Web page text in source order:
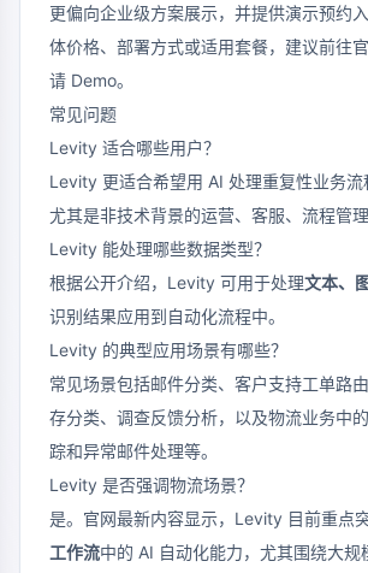
更偏向企业级方案展示，并提供演示预约
体价格、部署方式或适用套餐，建议前往
请 Demo。
常见问题
Levity 适合哪些用户？
Levity 更适合希望用 AI 处理重复性业务流
尤其是非技术背景的运营、客服、流程管理
Levity 能处理哪些数据类型？
根据公开介绍，Levity 可用于处理文本、
识别结果应用到自动化流程中。
Levity 的典型应用场景有哪些？
常见场景包括邮件分类、客户支持工单路
存分类、调查反馈分析，以及物流业务中
踪和异常邮件处理等。
Levity 是否强调物流场景？
是。官网最新内容显示，Levity 目前重点
工作流中的 AI 自动化能力，尤其围绕大规